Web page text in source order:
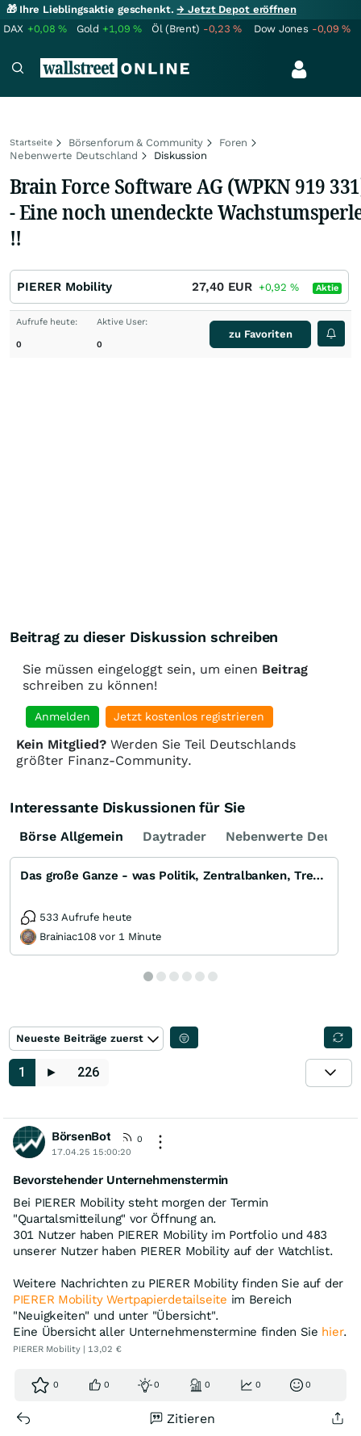
🎁 Ihre Lieblingsaktie geschenkt.→ Jetzt Depot eröffnen
DAX +0,08% Gold +1,09% Öl (Brent) -0,23% Dow Jones -0,09%
Startseite Börsenforum & Community
Foren
Nebenwerte Deutschland
Diskussion
Brain Force Software AG (WPKN 919
- Eine noch unendeckte
!!
PIERER Mobility 27,40 EUR +0,92 % Aktie
Aufrufe heute:
0
Aktive User:
0
zu Favoriten
Beitrag zu dieser Diskussion schreiben
Sie müssen eingeloggt sein, um einen Beitrag
schreiben zu können!
Anmelden Jetzt kostenlos registrieren
Kein Mitglied? Werden Sie Teil Deutschlands
größter Finanz-Community.
Interessante Diskussionen für Sie
Börse Allgemein Daytrader Nebenwerte
Das große Ganze - was Politik, Zentralbanken, Trends, Medien und Gesellschaft mit Aktien, Rohstoffen
533 Aufrufe heute
Brainiac108 vor 1 Minute
Neueste Beiträge zuerst
1 ► 226
BörsenBot
0
17.04.25 15:00:20
Bevorstehender Unternehmenstermin
Bei PIERER Mobility steht morgen der Termin
"Quartalsmitteilung" vor Öffnung an.
301 Nutzer haben PIERER Mobility im Portfolio und 483
unserer Nutzer haben PIERER Mobility auf der Watchlist.
Weitere Nachrichten zu PIERER Mobility finden Sie auf der
PIERER Mobility Wertpapierdetailseite im Bereich
"Neuigkeiten" und unter "Übersicht".
Eine Übersicht aller Unternehmenstermine finden Sie hier.
PIERER Mobility | 13,02 €
0 0 0 0 0 0
Zitieren